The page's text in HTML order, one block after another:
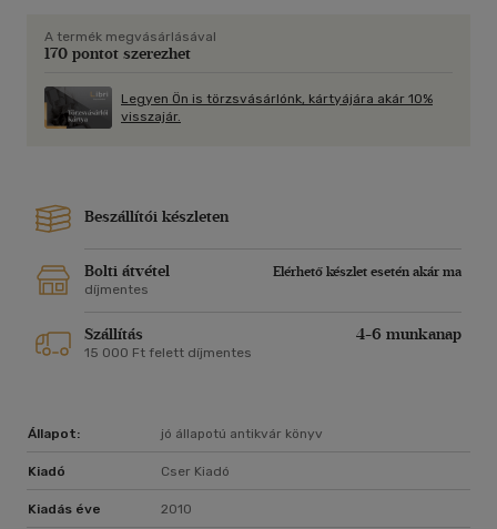
színvonala A felújítás után keletkezett hibák és azok okai A
felújítási tervek hibái A kivitelezés leggyakoribb hibái A
felújítással együtt célszerű korszerűsíteni A minőség javítása
növeli a használati értéket A lakás hasznos területének
növelése Változtassunk az építészeti jellegen és a korlát
A termék megvásárlásával
170 pontot szerezhet
Legyen Ön is törzsvásárlónk, kártyájára akár 10%
visszajár.
Beszállítói készleten
Bolti átvétel
Elérhető készlet esetén akár ma
díjmentes
Szállítás 4-6 munkanap
15 000 Ft felett díjmentes
Állapot: jó állapotú antikvár könyv
Kiadó Cser Kiadó
Kiadás éve 2010